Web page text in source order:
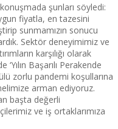
şunları söyledi:
fiyatla, en tazesini
sunmamızın sonucu
Sektör deneyimimiz ve
karşılığı olarak
Başarılı Perakende
zorlu pandemi koşullarına
arman ediyoruz.
başta değerli
ve iş ortaklarımıza